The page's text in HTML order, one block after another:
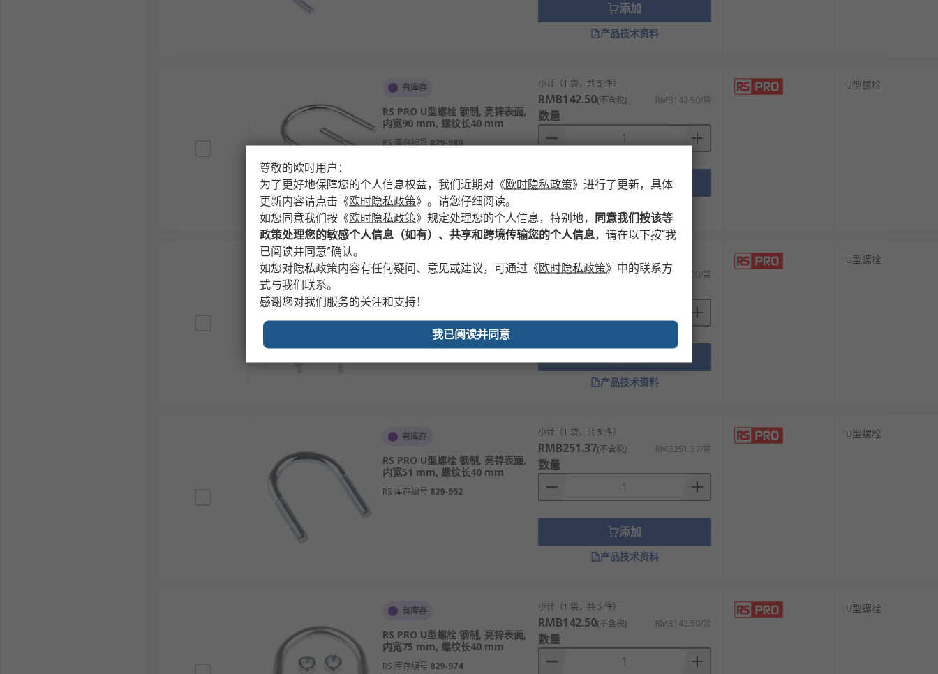
添加
产品技术资料
有库存
RS PRO U型螺栓 钢制, 亮锌表面,
内宽90 mm, 螺纹长40 mm
RS 库存编号829-980
小计（1 袋，共 5 件）
RMB142.50(不含税) RMB142.50/袋
数量
添加
U型螺栓
有库存
内宽34 mm, 螺纹长30 mm
RMB63.00(不含税) RMB63.00/袋
产品技术资料
U型螺栓
有库存
RS PRO U型螺栓 钢制, 亮锌表面,
内宽51 mm, 螺纹长40 mm
RS 库存编号 829-952
小计（1 袋，共 5 件）
RMB251.37(不含税) RMB251.37/袋
数量
添加
产品技术资料
U型螺栓
有库存
RS PRO U型螺栓 钢制, 亮锌表面,
内宽75 mm, 螺纹长40 mm
RS 库存编号 829-974
小计（1 袋，共 5 件）
RMB142.50(不含税) RMB142.50/袋
数量
U型螺栓
尊敬的欧时用户：
为了更好地保障您的个人信息权益，我们近期对 《欧时隐私政策》 进行了更新，具体
更新内容请点击 《欧时隐私政策》 。请您仔细阅读。
如您同意我们按 《欧时隐私政策》 规定处理您的个人信息，特别地， 同意我们按该等
政策处理您的敏感个人信息（如有）、共享和跨境传输您的个人信息，请在以下按“我
已阅读并同意”确认。
如您对隐私政策内容有任何疑问、意见或建议，可通过 《欧时隐私政策》 中的联系方
式与我们联系。
感谢您对我们服务的关注和支持！
我已阅读并同意